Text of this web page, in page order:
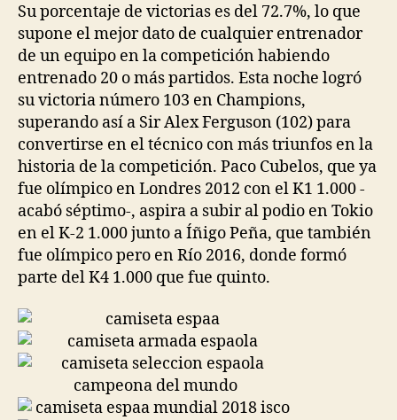
Su porcentaje de victorias es del 72.7%, lo que
supone el mejor dato de cualquier entrenador
de un equipo en la competición habiendo
entrenado 20 o más partidos. Esta noche logró
su victoria número 103 en Champions,
superando así a Sir Alex Ferguson (102) para
convertirse en el técnico con más triunfos en la
historia de la competición. Paco Cubelos, que ya
fue olímpico en Londres 2012 con el K1 1.000 -
acabó séptimo-, aspira a subir al podio en Tokio
en el K-2 1.000 junto a Íñigo Peña, que también
fue olímpico pero en Río 2016, donde formó
parte del K4 1.000 que fue quinto.